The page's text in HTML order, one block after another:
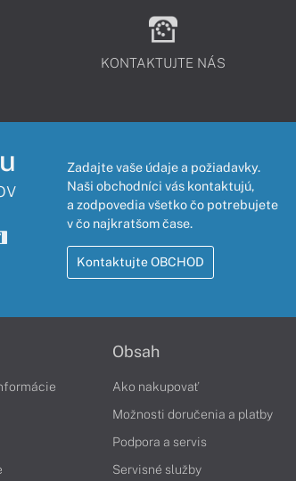
KONTAKTUJTE NÁS
Zadajte vaše údaje a požiadavky.
Naši obchodníci vás kontaktujú,
a zodpovedia všetko čo potrebujete
v čo najkratšom čase.
Kontaktujte OBCHOD
Obsah
Ako nakupovať
Možnosti doručenia a platby
Podpora a servis
Servisné služby